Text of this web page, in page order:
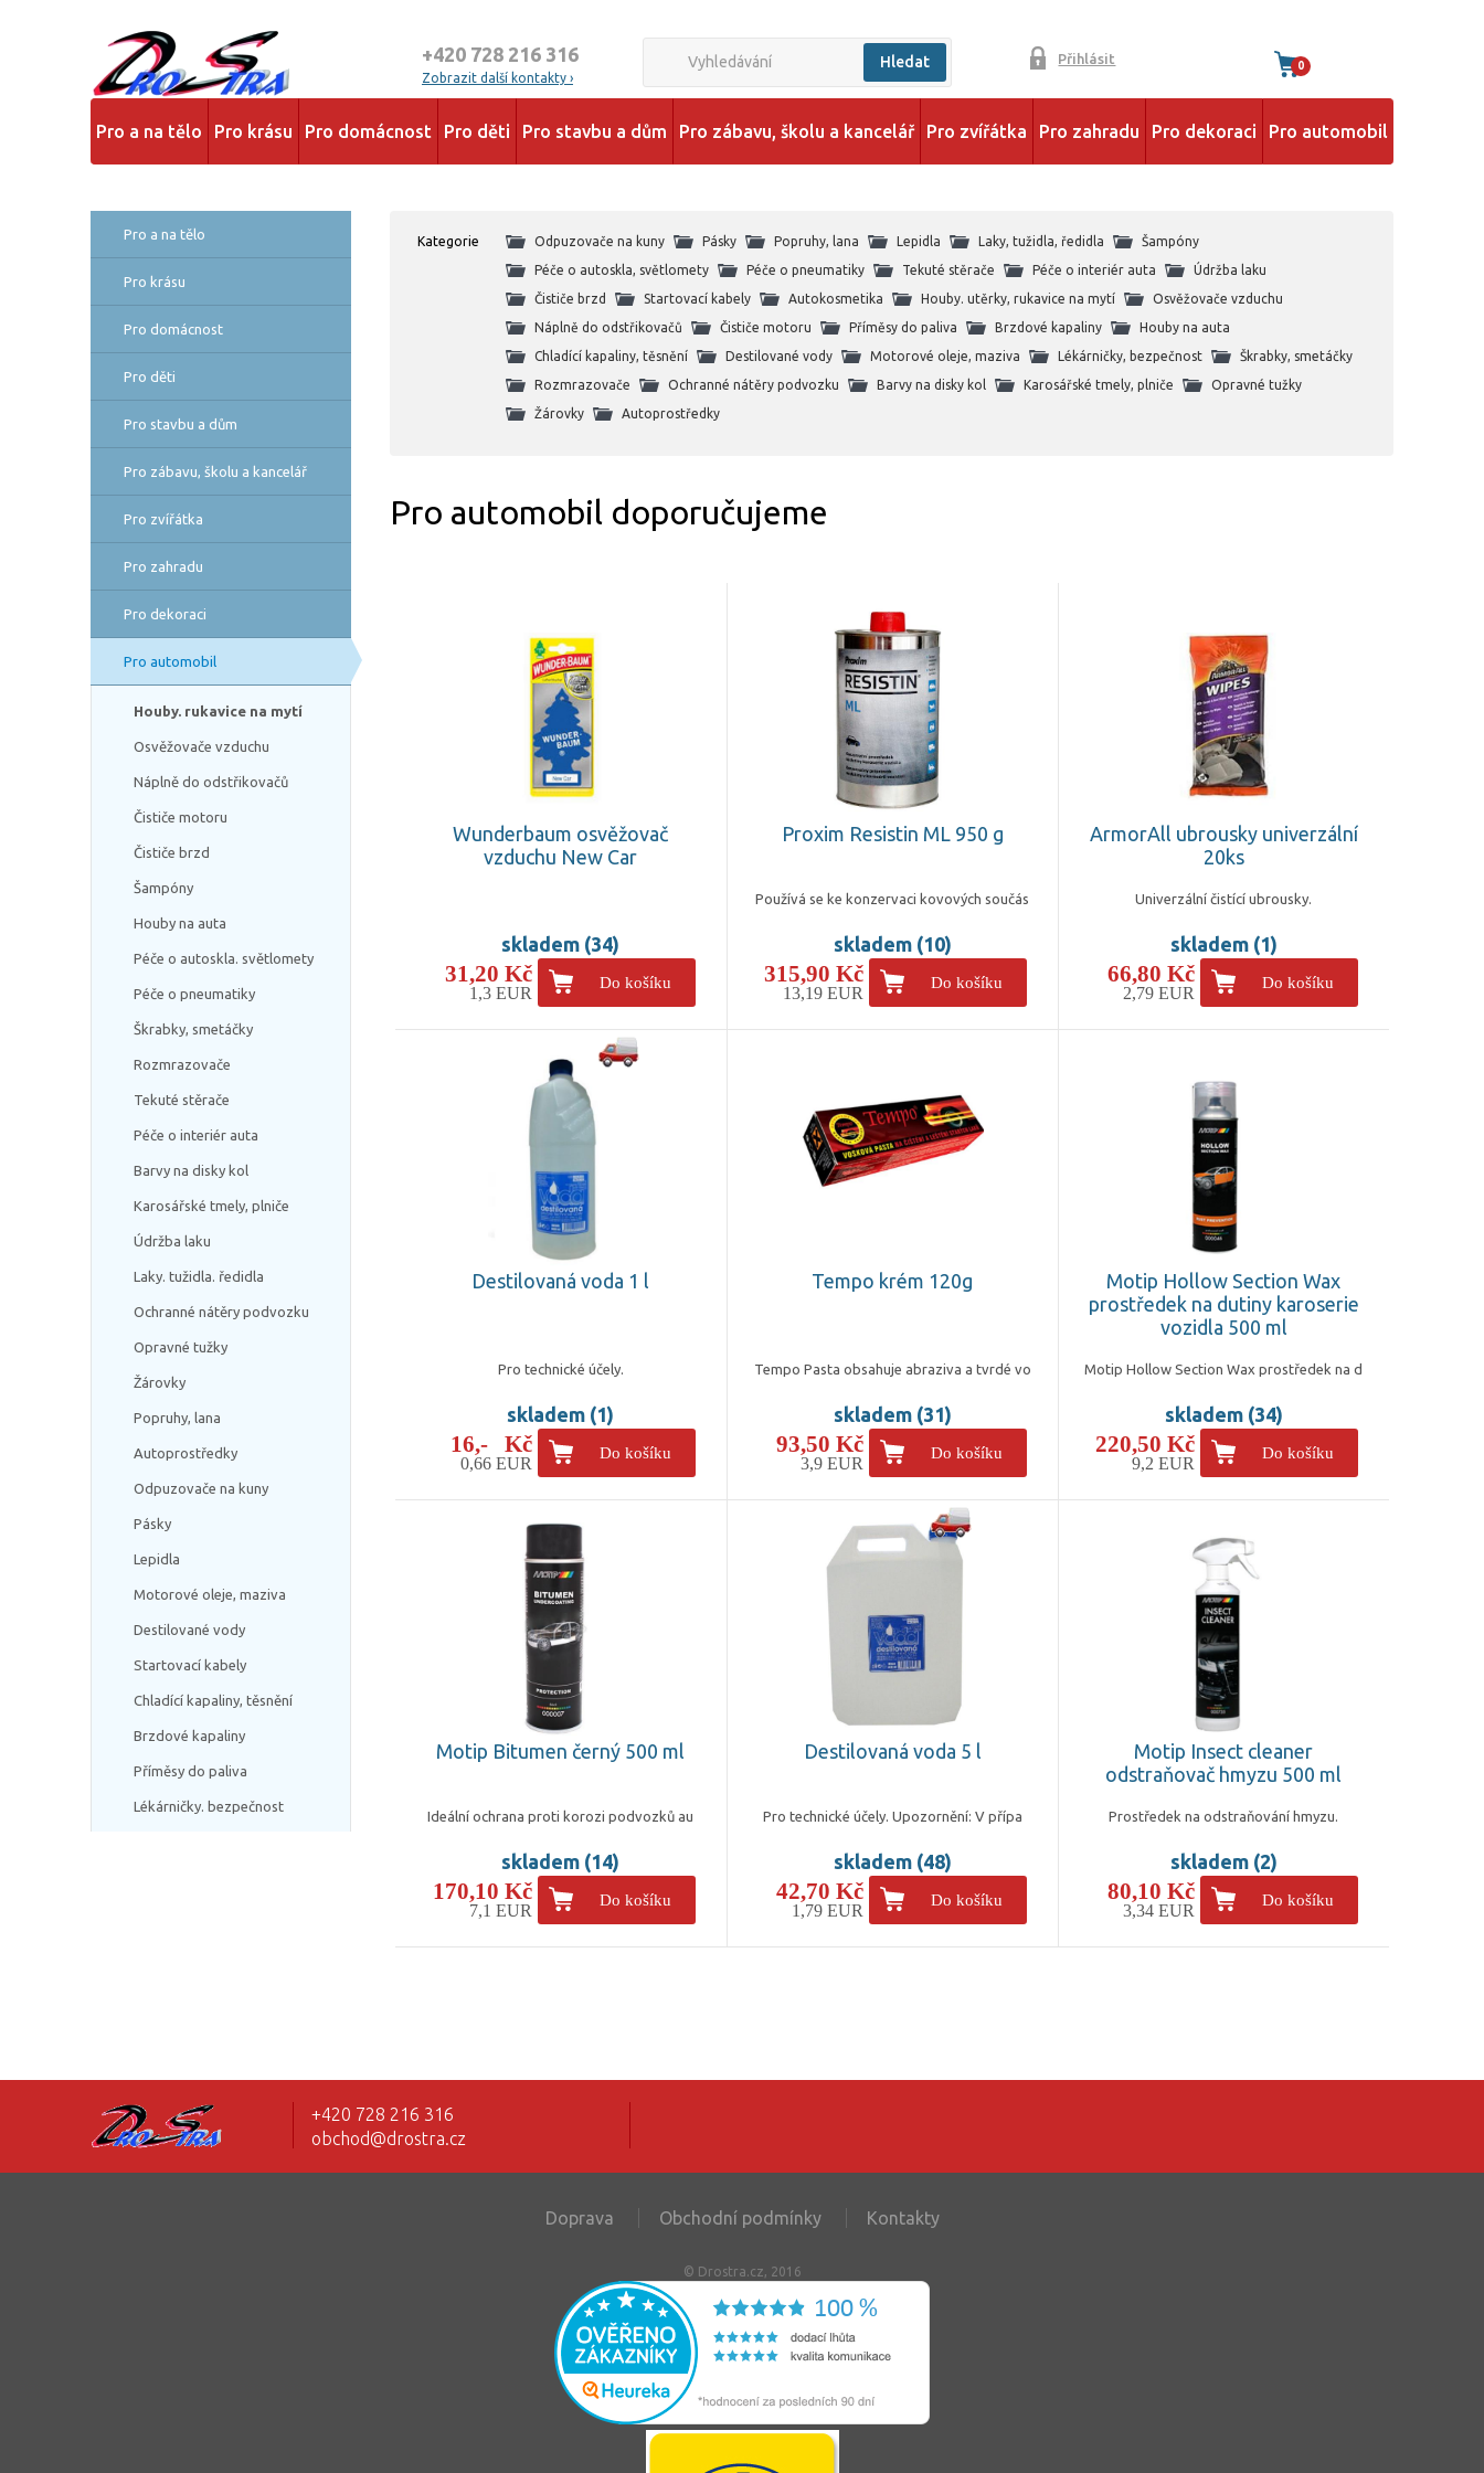
+420 728 216 316
Zobrazit další kontakty ›
Hledat Přihlásit 0
Pro a na tělo Pro krásu Pro domácnost Pro děti Pro stavbu a dům Pro zábavu, školu a kancelář Pro zvířátka Pro zahradu Pro dekoraci Pro automobil
Pro a na tělo
Pro krásu
Pro domácnost
Pro děti
Pro stavbu a dům
Pro zábavu, školu a kancelář
Pro zvířátka
Pro zahradu
Pro dekoraci
Pro automobil
Houby. rukavice na mytí
Osvěžovače vzduchu
Náplně do odstřikovačů
Čističe motoru
Čističe brzd
Šampóny
Houby na auta
Péče o autoskla. světlomety
Péče o pneumatiky
Škrabky, smetáčky
Rozmrazovače
Tekuté stěrače
Péče o interiér auta
Barvy na disky kol
Karosářské tmely, plniče
Údržba laku
Laky. tužidla. ředidla
Ochranné nátěry podvozku
Opravné tužky
Žárovky
Popruhy, lana
Autoprostředky
Odpuzovače na kuny
Pásky
Lepidla
Motorové oleje, maziva
Destilované vody
Startovací kabely
Chladící kapaliny, těsnění
Brzdové kapaliny
Příměsy do paliva
Lékárničky. bezpečnost
Kategorie Odpuzovače na kuny Pásky Popruhy, lana Lepidla Laky, tužidla, ředidla
Šampóny
Péče o autoskla, světlomety
Péče o pneumatiky Tekuté stěrače Péče o interiér auta
Údržba laku
Čističe brzd
Startovací kabely Autokosmetika Houby. utěrky, rukavice na mytí
Osvěžovače vzduchu
Náplně do odstřikovačů
Čističe motoru Příměsy do paliva Brzdové kapaliny
Houby na auta
Chladící kapaliny, těsnění
Destilované vody Motorové oleje, maziva Lékárničky, bezpečnost
Škrabky, smetáčky
Rozmrazovače
Ochranné nátěry podvozku Barvy na disky kol Karosářské tmely, plniče
Opravné tužky
Žárovky
Autoprostředky
Pro automobil doporučujeme
Wunderbaum osvěžovač
vzduchu New Car
skladem (34)
31,20 Kč
1,3 EUR
Do košíku
Proxim Resistin ML 950 g
Používá se ke konzervaci kovových součás
skladem (10)
315,90 Kč
13,19 EUR
Do košíku
ArmorAll ubrousky univerzální
20ks
Univerzální čistící ubrousky.
skladem (1)
66,80 Kč
2,79 EUR
Do košíku
Destilovaná voda 1 l
Pro technické účely.
skladem (1)
16,- Kč
0,66 EUR
Do košíku
Tempo krém 120g
Tempo Pasta obsahuje abraziva a tvrdé vo
skladem (31)
93,50 Kč
3,9 EUR
Do košíku
Motip Hollow Section Wax
prostředek na dutiny karoserie
vozidla 500 ml
Motip Hollow Section Wax prostředek na d
skladem (34)
220,50 Kč
9,2 EUR
Do košíku
Motip Bitumen černý 500 ml
Ideální ochrana proti korozi podvozků au
skladem (14)
170,10 Kč
7,1 EUR
Do košíku
Destilovaná voda 5 l
Pro technické účely. Upozornění: V přípa
skladem (48)
42,70 Kč
1,79 EUR
Do košíku
Motip Insect cleaner
odstraňovač hmyzu 500 ml
Prostředek na odstraňování hmyzu.
skladem (2)
80,10 Kč
3,34 EUR
Do košíku
+420 728 216 316
obchod@drostra.cz
Doprava Obchodní podmínky Kontakty
© Drostra.cz, 2016